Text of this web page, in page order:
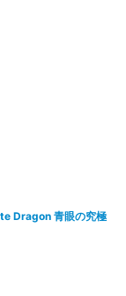
Dragon 青眼の究極